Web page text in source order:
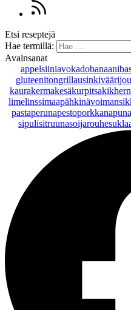
Etsi reseptejä
Hae termillä:
Avainsanat
appelsiiniavokadobanaani
gluteenitongrillausinkivääri
kaurakermakesäkurpitsa
limelinssimaapähkinävoi
pastaperunapestoporkkana
sipulisitruunasoijarouhe